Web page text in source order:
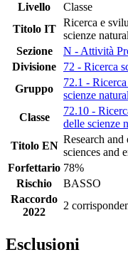
Livello
Classe
Titolo IT
Ricerca e
scienze
Sezione
N - Attività
Divisione
72 - Ricerca
Gruppo
72.1 -
scienze
Classe
72.10 -
delle scienze
Titolo EN
Research
sciences and
Forfettario 78%
Rischio
BASSO
Raccordo
2022
2
Esclusioni